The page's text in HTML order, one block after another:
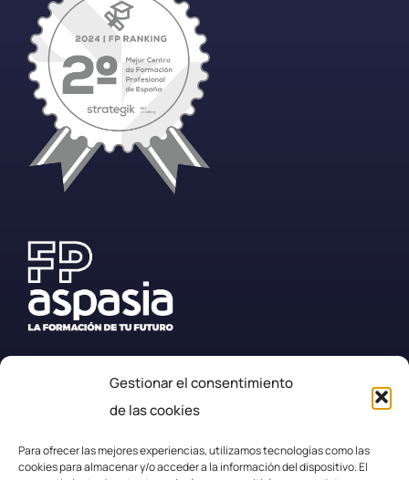
Gestionar el consentimiento
de las cookies
Para ofrecer las mejores experiencias, utilizamos tecnologías como las
cookies para almacenar y/o acceder a la información del dispositivo. El
+34 987 57 23 23
secretaria.efplarobla@fpaspasia.com